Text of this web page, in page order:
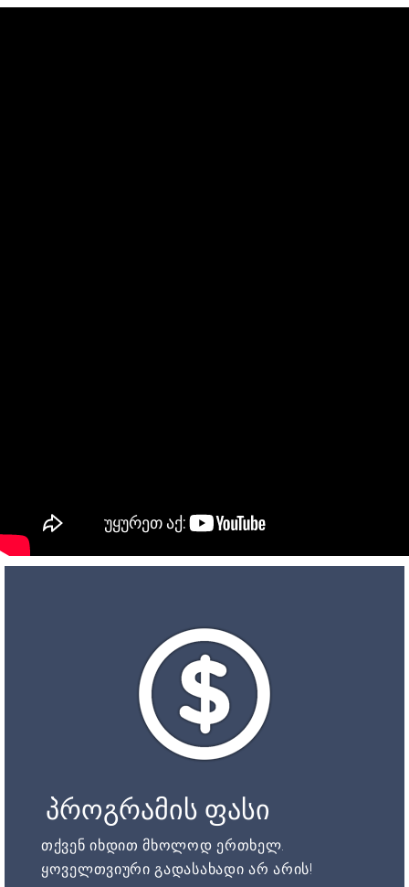
პროგრამის ფასი
თქვენ იხდით მხოლოდ ერთხელ.
ყოველთვიური გადასახადი არ არის!